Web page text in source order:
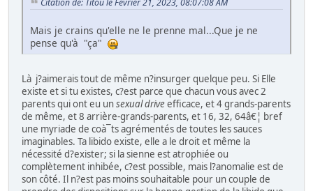
Mais je crains qu'elle ne le prenne mal...Que je ne
pense qu'à "ça"
Là j?aimerais tout de même n?insurger quelque peu. Si Elle
existe et si tu existes, c?est parce que chacun vous avec 2
parents qui ont eu unsexual driveefficace, et 4 grands-parents
de même, et 8 arrière-grands-parents, et 16, 32, 64â€¦ bref
une myriade de coà¯ts agrémentés de toutes les sauces
imaginables. Ta libido existe, elle a le droit et même la
nécessité d?exister; si la sienne est atrophiée ou
complètement inhibée, c?est possible, mais l?anomalie est de
son côté. Il n?est pas moins souhaitable pour un couple de